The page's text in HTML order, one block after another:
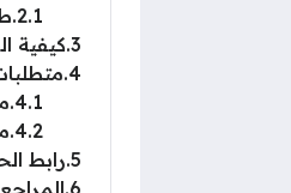
2.1
3 كيفية
4
4.1
4.2
5 رابط
6 المراجع